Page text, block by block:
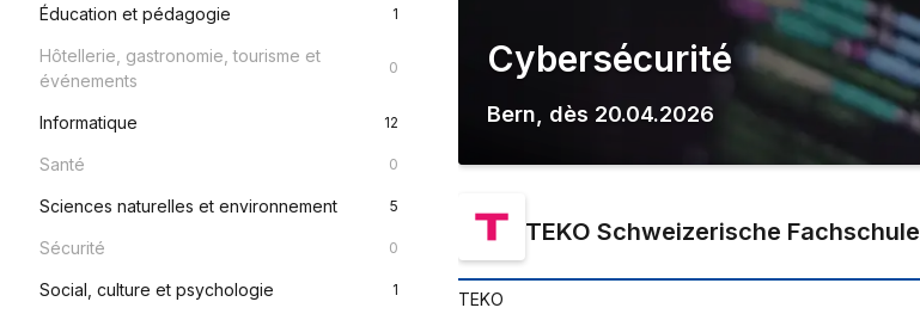
Éducation et pédagogie 1
Hôtellerie, gastronomie, tourisme et
événements
0
Informatique 12
Santé 0
Sciences naturelles et environnement 5
Sécurité 0
Social, culture et psychologie 1
Cybersécurité
Bern dès 20.04.2026
TEKO Schweizerische Fachschule
TEKO